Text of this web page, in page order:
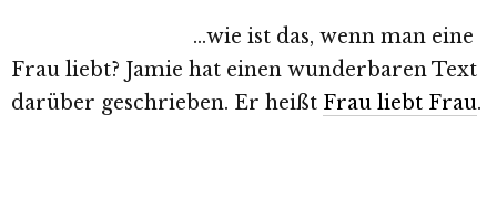
…wie ist das, wenn man eine
Frau liebt? Jamie hat einen wunderbaren Text
darüber geschrieben. Er heißt Frau liebt Frau.